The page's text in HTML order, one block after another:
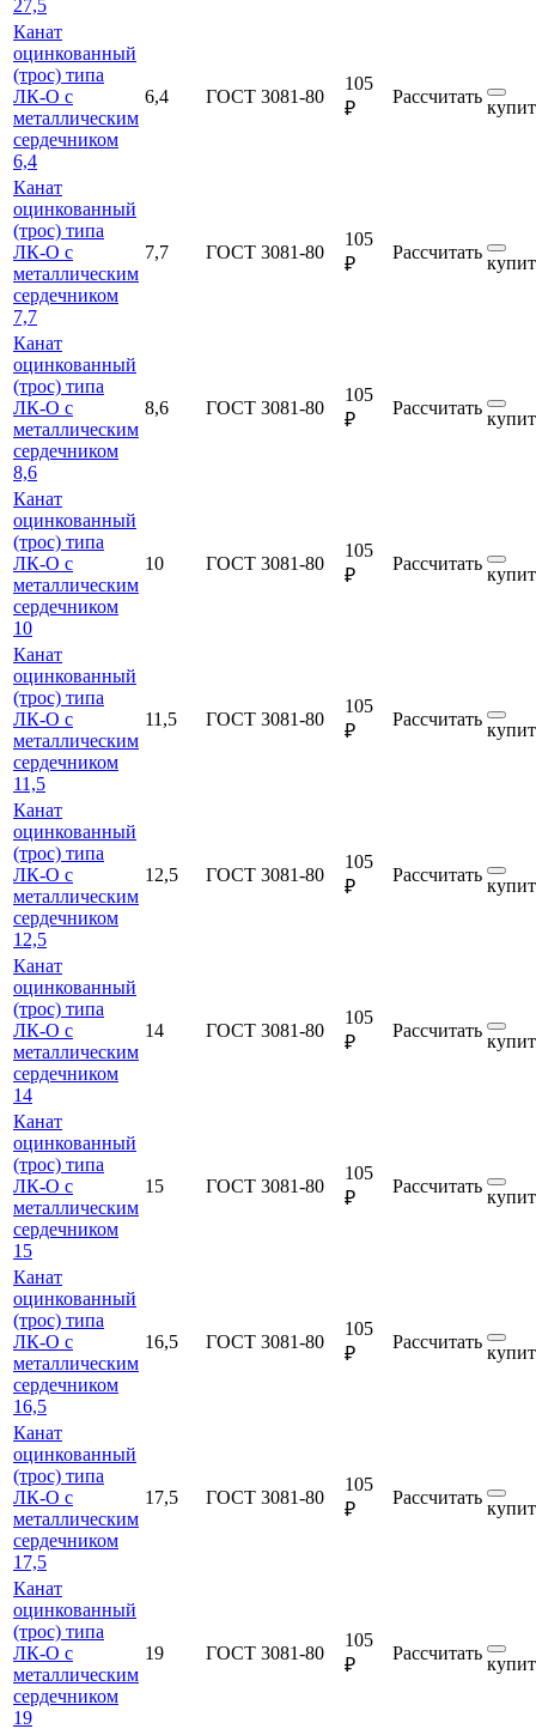
27,5
Канат
оцинкованный
(трос) типа
ЛК-О с
металлическим
сердечником
6,4
6,4 ГОСТ 3081-80
105
₽
Рассчитать
Канат
оцинкованный
(трос) типа
ЛК-О с
металлическим
сердечником
7,7
7,7 ГОСТ 3081-80
105
₽
Рассчитать
Канат
оцинкованный
(трос) типа
ЛК-О с
металлическим
сердечником
8,6
8,6 ГОСТ 3081-80
105
₽
Рассчитать
Канат
оцинкованный
(трос) типа
ЛК-О с
металлическим
сердечником
10
10 ГОСТ 3081-80
105
₽
Рассчитать
Канат
оцинкованный
(трос) типа
ЛК-О с
металлическим
сердечником
11,5
11,5 ГОСТ 3081-80
105
₽
Рассчитать
Канат
оцинкованный
(трос) типа
ЛК-О с
металлическим
сердечником
12,5
12,5 ГОСТ 3081-80
105
₽
Рассчитать
Канат
оцинкованный
(трос) типа
ЛК-О с
металлическим
сердечником
14
14 ГОСТ 3081-80
105
₽
Рассчитать
Канат
оцинкованный
(трос) типа
ЛК-О с
металлическим
сердечником
15
15 ГОСТ 3081-80
105
₽
Рассчитать
Канат
оцинкованный
(трос) типа
ЛК-О с
металлическим
сердечником
16,5
16,5 ГОСТ 3081-80
105
₽
Рассчитать
Канат
оцинкованный
(трос) типа
ЛК-О с
металлическим
сердечником
17,5
17,5 ГОСТ 3081-80
105
₽
Рассчитать
Канат
оцинкованный
(трос) типа
ЛК-О с
металлическим
сердечником
19
19 ГОСТ 3081-80
105
₽
Рассчитать